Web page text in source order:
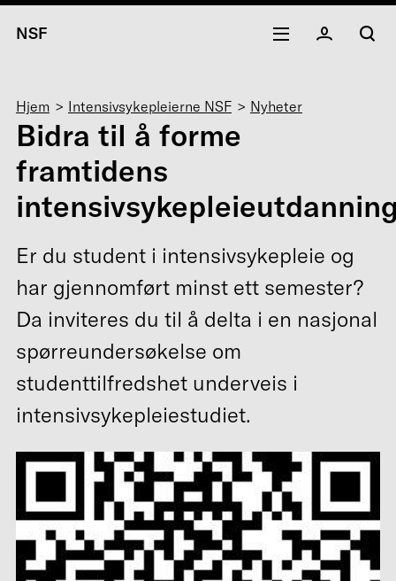
NSF
Navigasjonssti
Hjem Intensivsykepleierne NSF Nyheter
Bidra til å forme
framtidens
Er du student i intensivsykepleie og
har gjennomført minst ett semester?
Da inviteres du til å delta i en nasjonal
spørreundersøkelse om
studenttilfredshet underveis i
intensivsykepleiestudiet.